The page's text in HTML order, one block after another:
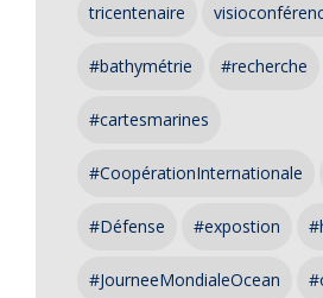
tricentenaire
#bathymétrie #recherche
#cartesmarines
#CoopérationInternationale
#Défense #expostion
#JourneeMondialeOcean